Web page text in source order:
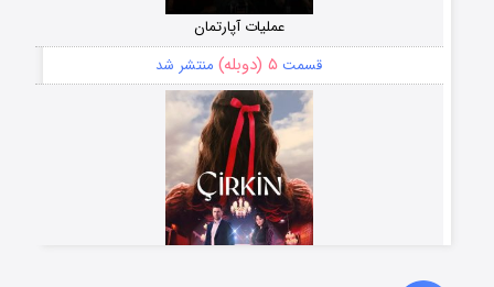
عملیات آپارتمان
قسمت ۵ (دوبله) منتشر شد